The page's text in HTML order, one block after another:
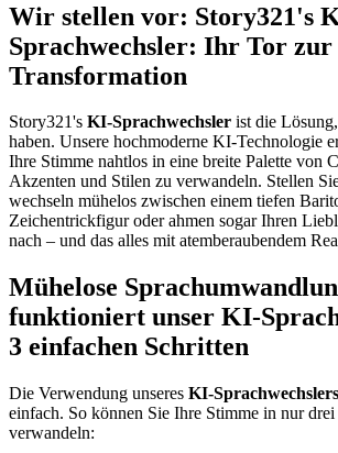
Wir stellen vor: Story321's
Sprachwechsler: Ihr Tor
Transformation
Story321's KI-Sprachwechsler ist die
haben. Unsere hochmoderne KI-Technologie
Ihre Stimme nahtlos in eine breite Palette von
Akzenten und Stilen zu verwandeln. Stellen
wechseln mühelos zwischen einem tiefen
Zeichentrickfigur oder ahmen sogar Ihren
nach – und das alles mit atemberaubendem
Mühelose
funktioniert unser KI-
3 einfachen Schritten
Die Verwendung unseres KI-Sprachwechslers
einfach. So können Sie Ihre Stimme in nur
verwandeln: